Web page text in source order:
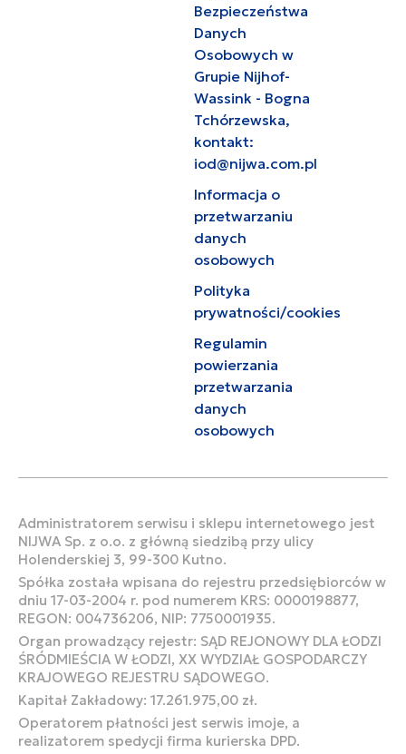
Bezpieczeństwa
Danych
Osobowych w
Grupie Nijhof-
Wassink - Bogna
Tchórzewska,
kontakt:
iod@nijwa.com.pl
Informacja o
przetwarzaniu
danych
osobowych
Polityka
prywatności/cookies
Regulamin
powierzania
przetwarzania
danych
osobowych
Administratorem serwisu i sklepu internetowego jest
NIJWA Sp. z o.o. z główną siedzibą przy ulicy
Holenderskiej 3, 99-300 Kutno.
Spółka została wpisana do rejestru przedsiębiorców w
dniu 17-03-2004 r. pod numerem KRS: 0000198877,
REGON: 004736206, NIP: 7750001935.
Organ prowadzący rejestr: SĄD REJONOWY DLA ŁODZI
ŚRÓDMIEŚCIA W ŁODZI, XX WYDZIAŁ GOSPODARCZY
KRAJOWEGO REJESTRU SĄDOWEGO.
Kapitał Zakładowy: 17.261.975,00 zł.
Operatorem płatności jest serwis imoje, a
realizatorem spedycji firma kurierska DPD.